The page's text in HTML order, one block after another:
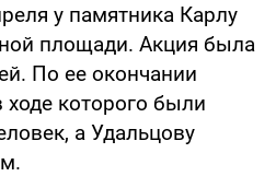
у памятника Карлу
площади. Акция была
По ее окончании
ходе которого были
а Удальцову